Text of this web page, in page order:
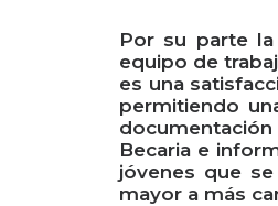
Por su parte
equipo de
es una
permitiendo
documentación
Becaria e
jóvenes que
mayor a más